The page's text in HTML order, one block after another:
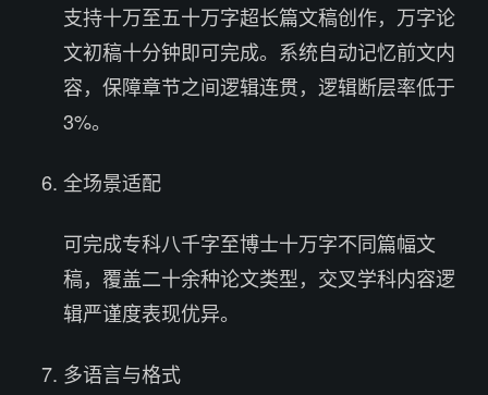
支持十万至五十万字超长篇文稿创作，万字论
文初稿十分钟即可完成。系统自动记忆前文内
容，保障章节之间逻辑连贯，逻辑断层率低于
3%。
全场景适配
可完成专科八千字至博士十万字不同篇幅文
稿，覆盖二十余种论文类型，交叉学科内容逻
辑严谨度表现优异。
多语言与格式